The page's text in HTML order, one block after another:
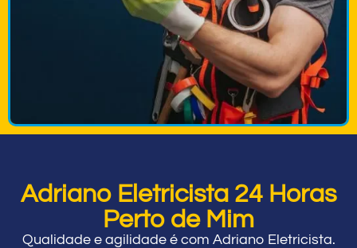
Adriano Eletricista 24 Horas
Perto de Mim
Qualidade e agilidade é com Adriano Eletricista.